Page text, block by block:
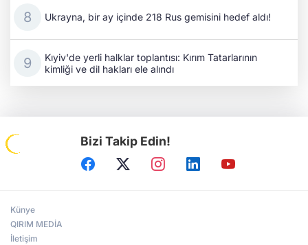
Ukrayna, bir ay içinde 218 Rus gemisini hedef aldı!
Kıyiv'de yerli halklar toplantısı: Kırım Tatarlarının
kimliği ve dil hakları ele alındı
Bizi Takip Edin!
Künye
QIRIM MEDİA
İletişim